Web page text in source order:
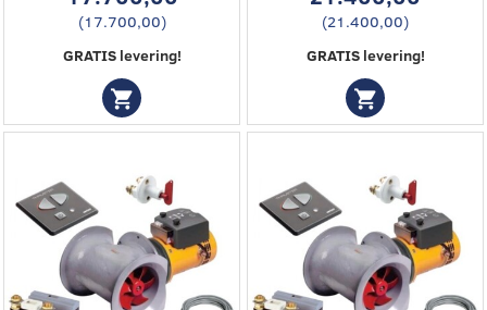
(17.700,00)
GRATIS levering!
(21.400,00)
GRATIS levering!